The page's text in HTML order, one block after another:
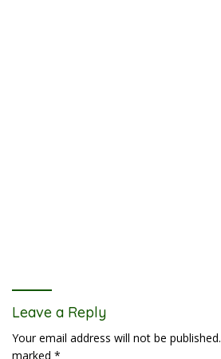
Leave a Reply
Your email address will not be published.
marked *